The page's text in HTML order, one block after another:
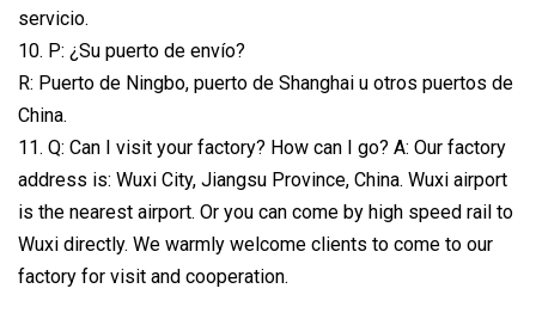
servicio.
10. P: ¿Su puerto de envío?
R: Puerto de Ningbo, puerto de Shanghai u otros puertos de
China.
11. Q: Can I visit your factory? How can I go? A: Our factory
address is: Wuxi City, Jiangsu Province, China. Wuxi airport
is the nearest airport. Or you can come by high speed rail to
Wuxi directly. We warmly welcome clients to come to our
factory for visit and cooperation.